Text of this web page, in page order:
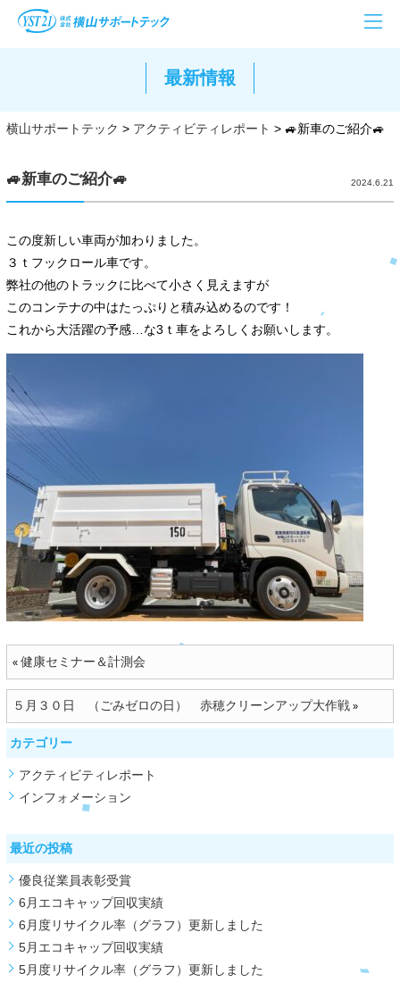
最新情報
横山サポートテック > アクティビティレポート > 🚙新車のご紹介🚙
🚙新車のご紹介🚙 2024.6.21
この度新しい車両が加わりました。
３ｔフックロール車です。
弊社の他のトラックに比べて小さく見えますが
このコンテナの中はたっぷりと積み込めるのです！
これから大活躍の予感…な3ｔ車をよろしくお願いします。
« 健康セミナー＆計測会
５月３０日 （ごみゼロの日） 赤穂クリーンアップ大作戦»
カテゴリー
アクティビティレポート
インフォメーション
最近の投稿
優良従業員表彰受賞
6月エコキャップ回収実績
6月度リサイクル率（グラフ）更新しました
5月エコキャップ回収実績
5月度リサイクル率（グラフ）更新しました